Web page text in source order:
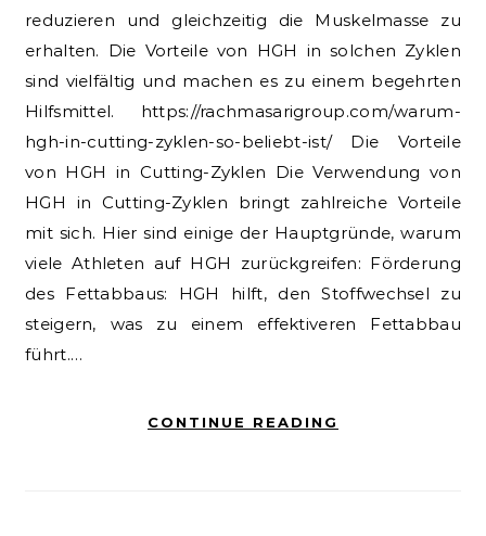
reduzieren und gleichzeitig die Muskelmasse zu
erhalten. Die Vorteile von HGH in solchen Zyklen
sind vielfältig und machen es zu einem begehrten
Hilfsmittel. https://rachmasarigroup.com/warum-
hgh-in-cutting-zyklen-so-beliebt-ist/ Die Vorteile
von HGH in Cutting-Zyklen Die Verwendung von
HGH in Cutting-Zyklen bringt zahlreiche Vorteile
mit sich. Hier sind einige der Hauptgründe, warum
viele Athleten auf HGH zurückgreifen: Förderung
des Fettabbaus: HGH hilft, den Stoffwechsel zu
steigern, was zu einem effektiveren Fettabbau
führt.…
CONTINUE READING